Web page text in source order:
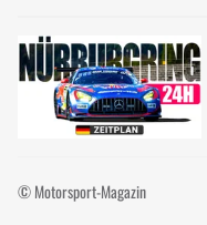
© Motorsport-Magazin